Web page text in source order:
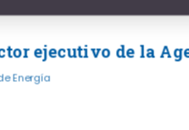
ejecutivo de la
Energía